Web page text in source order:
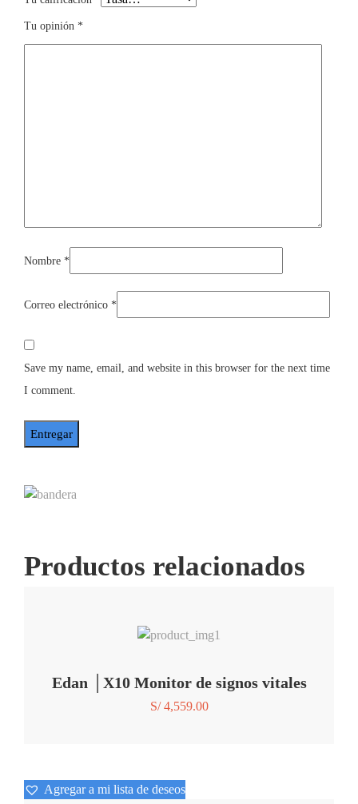
Tu opinión *
Nombre *
Correo electrónico *
Save my name, email, and website in this browser for the next time
I comment.
Productos relacionados
Edan │X10 Monitor de signos vitales
S/4,559.00
Agregar a mi lista de deseos